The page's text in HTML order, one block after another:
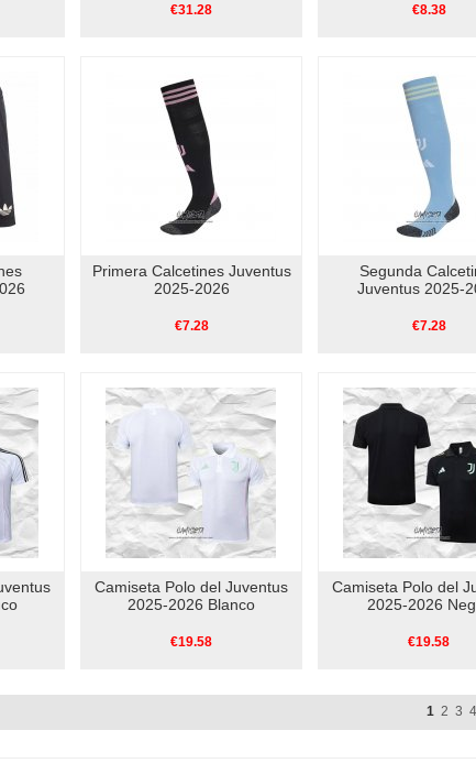
€31.28 €8.38
Primera Calcetines Juventus
2025-2026
€7.28
Segunda
Juventus 2025-
€7.28
Camiseta Polo del Juventus
2025-2026 Blanco
€19.58
Camiseta Polo del
2025-2026
€19.58
1 2 3 4